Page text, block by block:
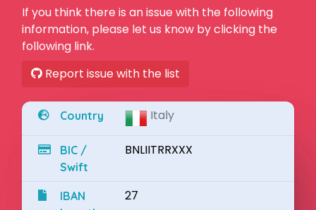
If you think there is an issue with the following
information, please let us know by clicking the
following link.
Report issue with the list
Country Italy
BIC /
Swift
BNLIITRRXXX
IBAN
27